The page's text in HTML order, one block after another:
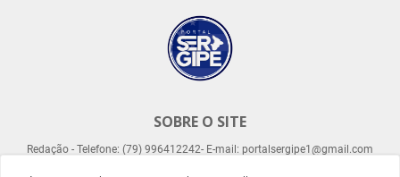
SOBRE O SITE
Redação - Telefone: (79) 996412242- E-mail: portalsergipe1@gmail.com